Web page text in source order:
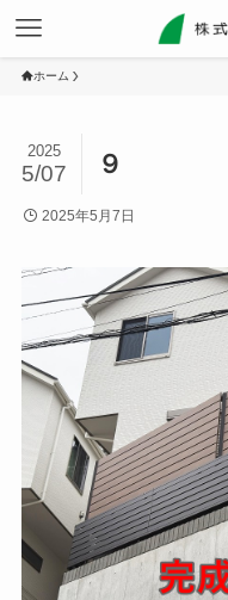
ホーム
９
2025
5/07
2025年5月7日